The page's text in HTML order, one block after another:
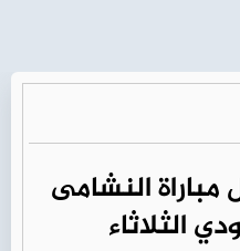
النشامى
الثلاثاء